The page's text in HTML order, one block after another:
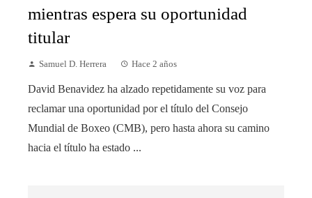
mientras espera su oportunidad
titular
Samuel D. Herrera Hace 2 años
David Benavidez ha alzado repetidamente su voz para
reclamar una oportunidad por el título del Consejo
Mundial de Boxeo (CMB), pero hasta ahora su camino
hacia el título ha estado ...